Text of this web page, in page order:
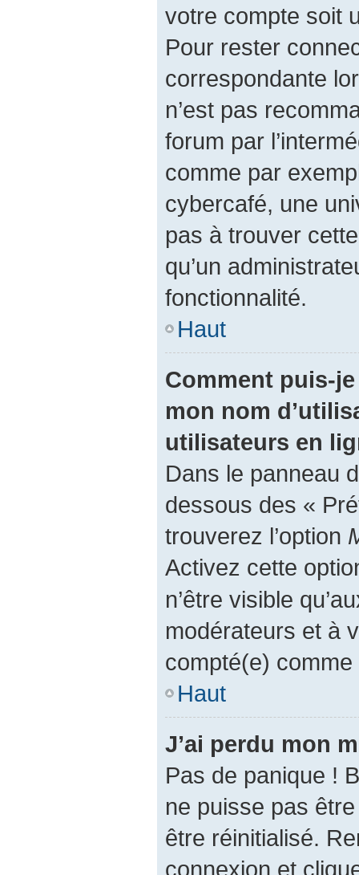
votre compte soit
Pour rester
correspondante
n’est pas
forum par
comme par
cybercafé, une
pas à trouver
qu’un
fonctionnalité.
Haut
Comment puis-
mon nom
utilisateurs en
Dans le panneau
dessous des «
trouverez l’option
Activez cette
n’être visible
modérateurs et à
compté(e)
Haut
J’ai perdu mon
Pas de panique !
ne puisse pas
être réinitialisé.
connexion et